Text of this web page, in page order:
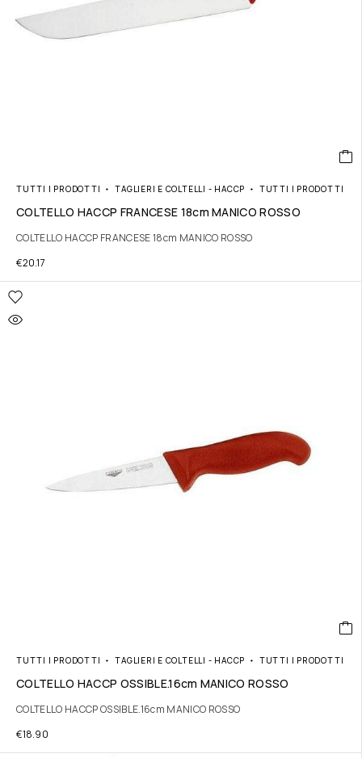
TUTTI I PRODOTTI TAGLIERI E COLTELLI - HACCP TUTTI I PRODOTTI
COLTELLO HACCP FRANCESE 18cm MANICO ROSSO
COLTELLO HACCP FRANCESE 18cm MANICO ROSSO
€20.17
TUTTI I PRODOTTI TAGLIERI E COLTELLI - HACCP TUTTI I PRODOTTI
COLTELLO HACCP OSSIBLE.16cm MANICO ROSSO
COLTELLO HACCP OSSIBLE.16cm MANICO ROSSO
€18.90